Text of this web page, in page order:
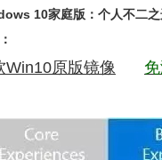
10家庭版：个人不二
Win10原版镜像